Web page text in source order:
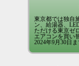
東京都では独自
ン、給湯器、
ただける東京ゼ
エアコンを買い
2024年9月30日